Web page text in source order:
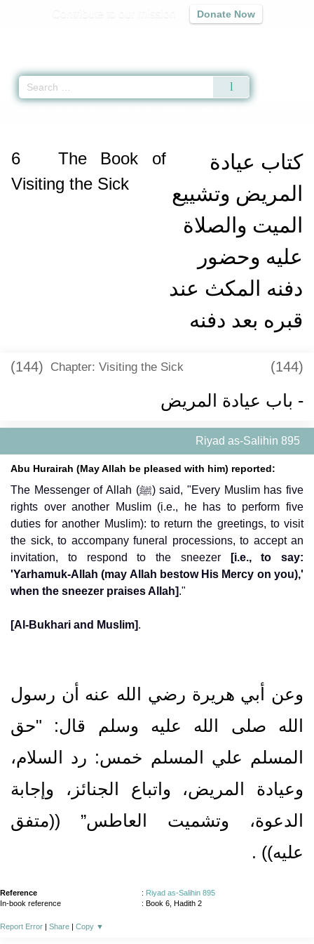
Donate Now
كتاب عيادة
المريض وتشييع
الميت والصلاة
عليه وحضور
دفنه المكث عند
قبره بعد دفنه
6
The Book of
Visiting the Sick
(144) Chapter: Visiting the Sick (144)
- باب عيادة المريض
Riyad as-Salihin 895
Abu Hurairah (May Allah be pleased with him) reported:
The Messenger of Allah (ﷺ) said, "Every Muslim has five
rights over another Muslim (i.e., he has to perform five
duties for another Muslim): to return the greetings, to visit
the sick, to accompany funeral processions, to accept an
invitation, to respond to the sneezer
[i.e., to say:
'Yarhamuk-Allah (may Allah bestow His Mercy on you),'
when the sneezer praises Allah]."
[Al-Bukhari and Muslim].
وعن أبي هريرة رضي الله عنه أن رسول
الله صلى الله عليه وسلم قال‏:‏ ‏"‏حق
المسلم علي المسلم خمس‏:‏ رد السلام،
وعيادة المريض، واتباع الجنائز، وإجابة
الدعوة، وتشميت العاطس” ‏(‏‏(‏متفق
عليه‏)‏‏)‏ ‏.‏
Reference : Riyad as-Salihin 895
In-book reference
: Book 6, Hadith 2
Report Error | Share | Copy ▼